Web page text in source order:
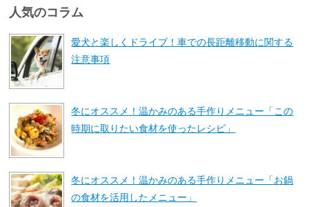
人気のコラム
愛犬と楽しくドライブ！車での長距離移動に関する
注意事項
冬にオススメ！温かみのある手作りメニュー「この
時期に取りたい食材を使ったレシピ」
冬にオススメ！温かみのある手作りメニュー「お鍋
の食材を活用したメニュー」